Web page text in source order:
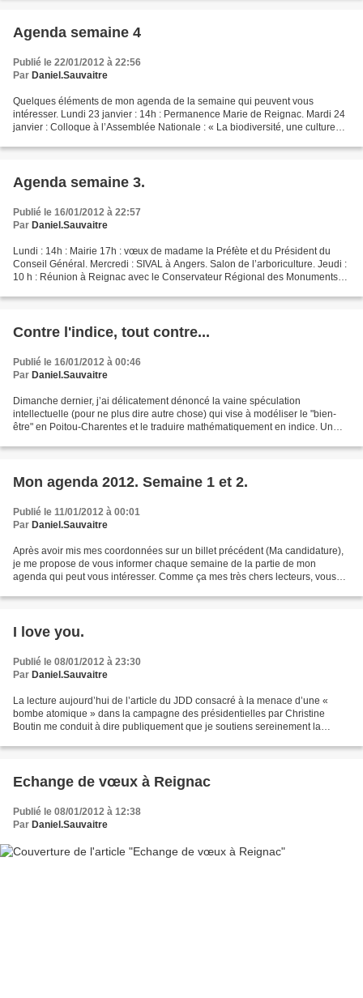
Agenda semaine 4
Publié le 22/01/2012 à 22:56
Par Daniel.Sauvaitre
Quelques éléments de mon agenda de la semaine qui peuvent vous
intéresser. Lundi 23 janvier : 14h : Permanence Marie de Reignac. Mardi 24
janvier : Colloque à l’Assemblée Nationale : « La biodiversité, une culture
Agenda semaine 3.
Publié le 16/01/2012 à 22:57
Par Daniel.Sauvaitre
Lundi : 14h : Mairie 17h : vœux de madame la Préfète et du Président du
Conseil Général. Mercredi : SIVAL à Angers. Salon de l’arboriculture. Jeudi :
10 h : Réunion à Reignac avec le Conservateur Régional des Monuments
Contre l'indice, tout contre...
Publié le 16/01/2012 à 00:46
Par Daniel.Sauvaitre
Dimanche dernier, j’ai délicatement dénoncé la vaine spéculation
intellectuelle (pour ne plus dire autre chose) qui vise à modéliser le "bien-
être" en Poitou-Charentes et le traduire mathématiquement en indice. Un
Mon agenda 2012. Semaine 1 et 2.
Publié le 11/01/2012 à 00:01
Par Daniel.Sauvaitre
Après avoir mis mes coordonnées sur un billet précédent (Ma candidature),
je me propose de vous informer chaque semaine de la partie de mon
agenda qui peut vous intéresser. Comme ça mes très chers lecteurs, vous
I love you.
Publié le 08/01/2012 à 23:30
Par Daniel.Sauvaitre
La lecture aujourd’hui de l’article du JDD consacré à la menace d’une «
bombe atomique » dans la campagne des présidentielles par Christine
Boutin me conduit à dire publiquement que je soutiens sereinement la
Echange de vœux à Reignac
Publié le 08/01/2012 à 12:38
Par Daniel.Sauvaitre